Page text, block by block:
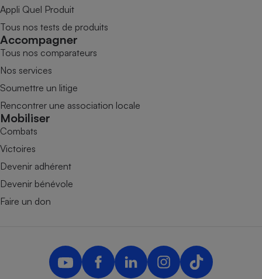
Appli Quel Produit
Tous nos tests de produits
Accompagner
Tous nos comparateurs
Nos services
Soumettre un litige
Rencontrer une association locale
Mobiliser
Combats
Victoires
Devenir adhérent
Devenir bénévole
Faire un don